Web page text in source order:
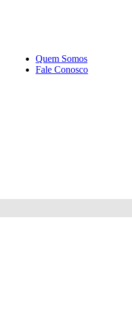
Quem Somos
Fale Conosco